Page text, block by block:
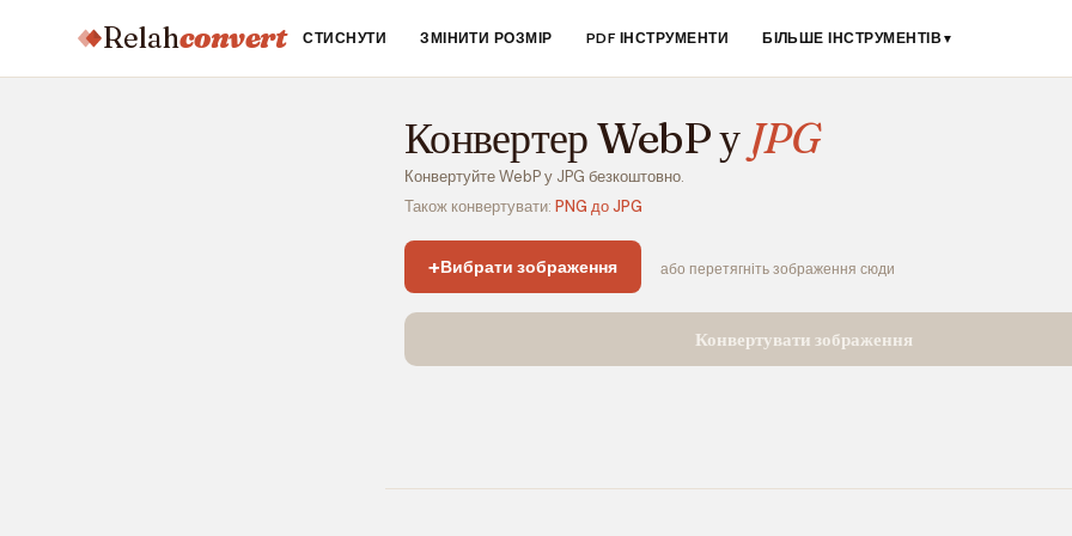
Relahconvert СТИСНУТИ ЗМІНИТИ РОЗМІР PDF ІНСТРУМЕНТИ БІЛЬШЕ ІНСТРУМЕНТІВ ▼
Конвертер WebP у JPG
Конвертуйте WebP у JPG безкоштовно.
Також конвертувати: PNG до JPG
+Вибрати зображення або перетягніть зображення сюди
Конвертувати зображення